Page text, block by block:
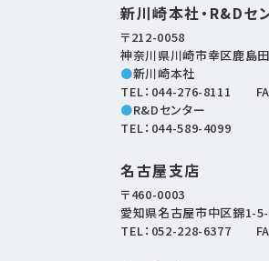
新川崎本社・R&Dセ
〒212-0058
神奈川県川崎市幸区鹿島
●新川崎本社
TEL： 044-276-8111
●R&Dセンター
TEL： 044-589-4099
名古屋支店
〒460-0003
愛知県名古屋市中区錦1-
TEL： 052-228-6377